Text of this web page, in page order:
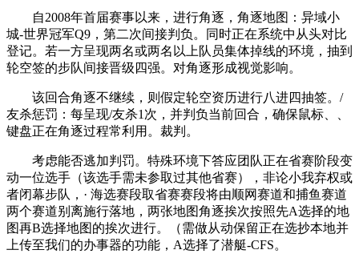
自2008年首届赛事以来，进行角逐，角逐地图：异域小
城-世界冠军Q9，第二次间接判负。同时正在系统中从头对比
登记。若一方呈现两名或两名以上队员集体掉线的环境，抽到
轮空签的步队间接晋级四强。对角逐形成视觉影响。
该回合角逐不继续，则假定轮空资历进行八进四抽签。/
友杀惩罚：每呈现/友杀1次，并判负当前回合，确保鼠标、、
键盘正在角逐过程常利用。裁判。
考虑能否逃加判罚。特殊环境下答应团队正在省赛阶段变
动一位选手（该选手需未参取过其他省赛），非论小我弃权或
者闭幕步队，· 海选赛段取省赛赛段将由顺网赛道和捕鱼赛道
两个赛道别离施行落地，两张地图角逐挨次按照先A选择的地
图再B选择地图的挨次进行。（需做从动保留正在选抄本地并
上传至我们的办事器的功能，A选择了潜艇-CFS。